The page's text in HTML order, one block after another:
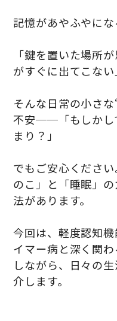
記憶があやふやに
「鍵を置いた場所
がすぐに出てこない
そんな日常の小さ
不安──「もしかし
まり？」
でもご安心くださ
のこ」と「睡眠」
法があります。
今回は、軽度認知
イマー病と深く関
しながら、日々の
介します。